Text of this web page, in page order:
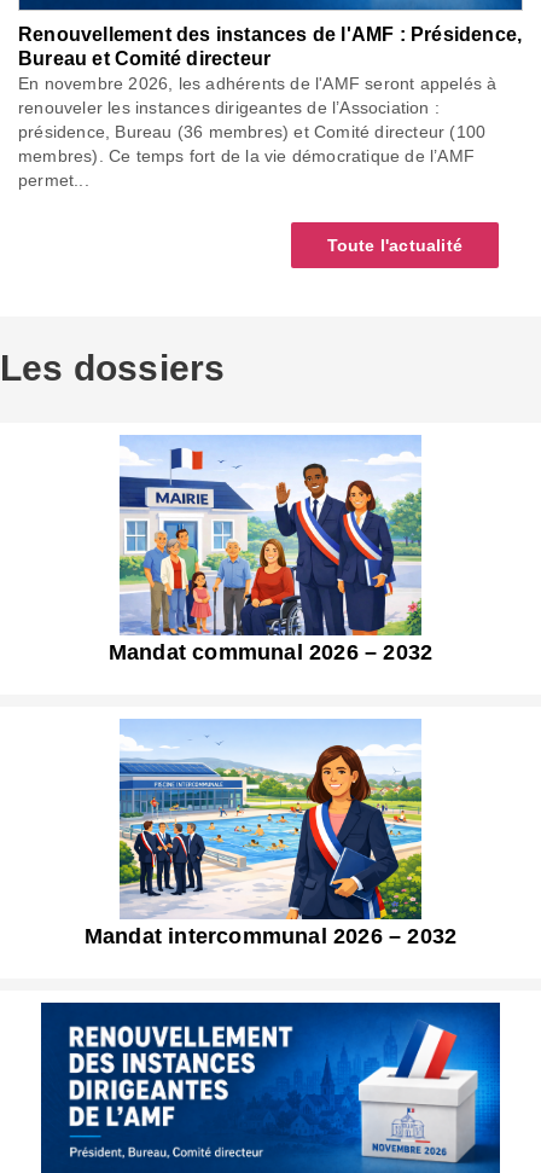
Renouvellement des instances de l'AMF : Présidence,
Bureau et Comité directeur
En novembre 2026, les adhérents de l'AMF seront appelés à
renouveler les instances dirigeantes de l’Association :
présidence, Bureau (36 membres) et Comité directeur (100
membres). Ce temps fort de la vie démocratique de l’AMF
permet...
Toute l'actualité
Les dossiers
Mandat communal 2026 – 2032
Mandat intercommunal 2026 – 2032